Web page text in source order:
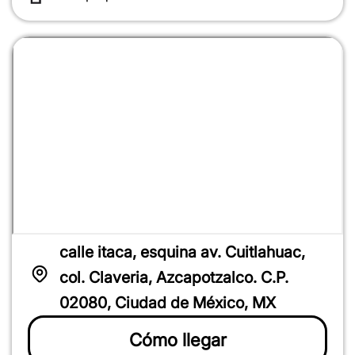
calle itaca, esquina av. Cuitlahuac,
col. Claveria, Azcapotzalco. C.P.
02080, Ciudad de México, MX
Cómo llegar